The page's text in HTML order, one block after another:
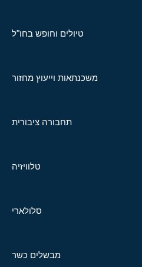
טיולים וחופש בחו"ל
משכנתאות וייעוץ מחזור
תחבורה ציבורית
טלוויזיה
סלולארי
מבשלים כשר